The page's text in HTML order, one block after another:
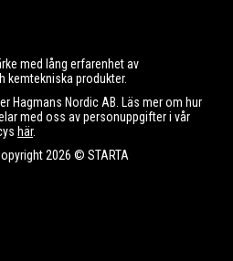
med lång erfarenhet av
kemtekniska produkter.
Hagmans Nordic AB. Läs mer om hur
med oss av personuppgifter i vår
här.
2026 © STARTA